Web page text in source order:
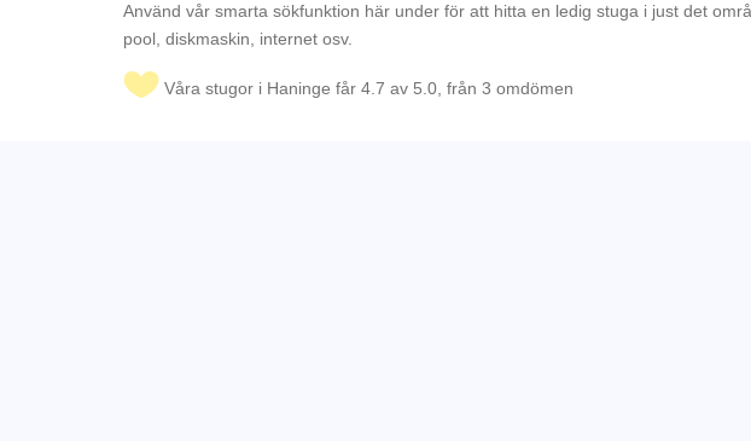
Använd vår smarta sökfunktion här under för att hitta en ledig stuga i just det
pool, diskmaskin, internet osv.
Våra stugor i Haninge får 4.7 av 5.0, från 3 omdömen